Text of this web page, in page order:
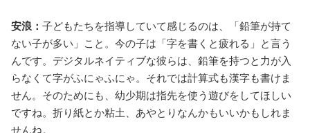
安浪： 子どもたちを指導していて感じるのは、「鉛筆が持て
ない子が多い」こと。今の子は「字を書くと疲れる」と言う
んです。デジタルネイティブな彼らは、鉛筆を持つと力が入
らなくて字がふにゃふにゃ。それでは計算式も漢字も書けま
せん。そのためにも、幼少期は指先を使う遊びをしてほしい
ですね。折り紙とか粘土、あやとりなんかもいいかもしれま
せんね。